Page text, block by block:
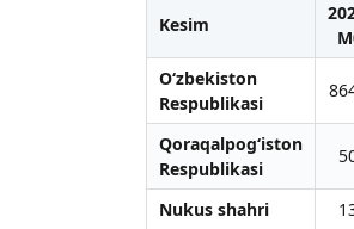
Kesim
O‘zbekiston
Respublikasi
Qoraqalpog‘iston
Respublikasi
Nukus shahri